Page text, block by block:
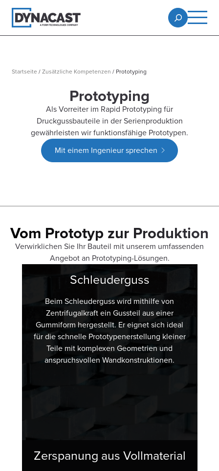
Startseite /Zusätzliche Kompetenzen / Prototyping
Prototyping
Als Vorreiter im Rapid Prototyping für
Druckgussbauteile in der Serienproduktion
gewährleisten wir funktionsfähige Prototypen.
Mit einem Ingenieur sprechen
Vom Prototyp zur Produktion
Verwirklichen Sie Ihr Bauteil mit unserem umfassenden
Angebot an Prototyping-Lösungen.
Schleuderguss
Beim Schleuderguss wird mithilfe von
Zentrifugalkraft ein Gussteil aus einer
Gummiform hergestellt. Er eignet sich ideal
für die schnelle Prototypenerstellung kleiner
Teile mit komplexen Geometrien und
anspruchsvollen Wandkonstruktionen.
Zerspanung aus Vollmaterial